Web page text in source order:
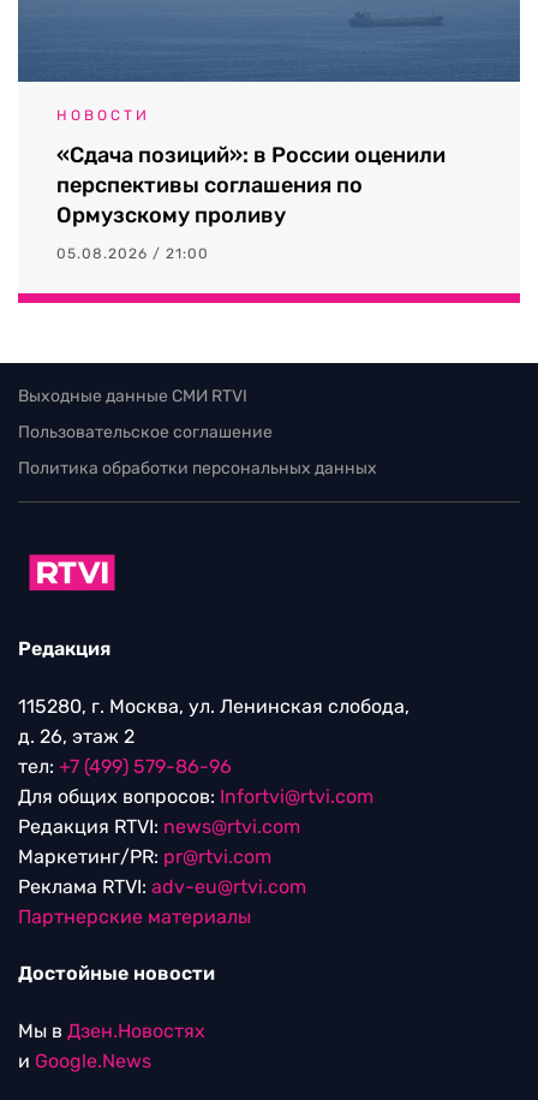
НОВОСТИ
«Сдача позиций»: в России оценили
перспективы соглашения по
Ормузскому проливу
05.08.2026 / 21:00
Выходные данные СМИ RTVI
Пользовательское соглашение
Политика обработки персональных данных
Редакция
115280, г. Москва, ул. Ленинская слобода,
д. 26, этаж 2
тел: +7 (499) 579-86-96
Для общих вопросов: Infortvi@rtvi.com
Редакция RTVI: news@rtvi.com
Маркетинг/PR: pr@rtvi.com
Реклама RTVI: adv-eu@rtvi.com
Партнерские материалы
Достойные новости
Мы в Дзен.Новостях
и Google.News